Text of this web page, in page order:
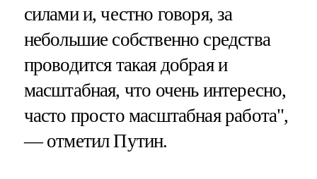
силами и, честно говоря, за
небольшие собственно средства
проводится такая добрая и
масштабная, что очень интересно,
часто просто масштабная работа",
— отметил Путин.